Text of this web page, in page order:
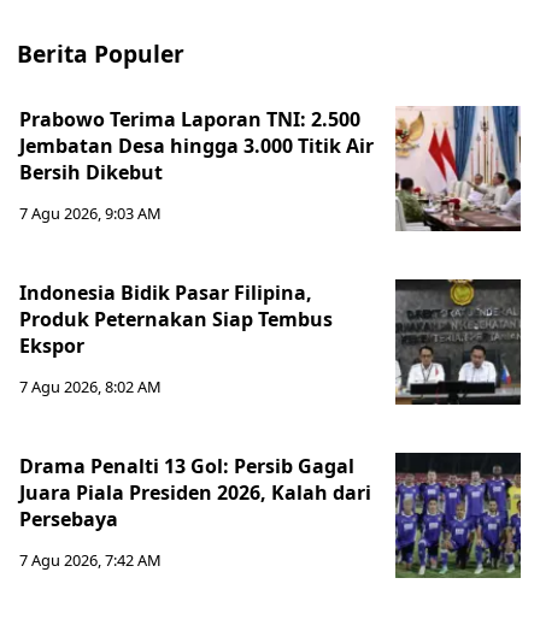
Berita Populer
Prabowo Terima Laporan TNI: 2.500
Jembatan Desa hingga 3.000 Titik Air
Bersih Dikebut
7 Agu 2026, 9:03 AM
Indonesia Bidik Pasar Filipina,
Produk Peternakan Siap Tembus
Ekspor
7 Agu 2026, 8:02 AM
Drama Penalti 13 Gol: Persib Gagal
Juara Piala Presiden 2026, Kalah dari
Persebaya
7 Agu 2026, 7:42 AM